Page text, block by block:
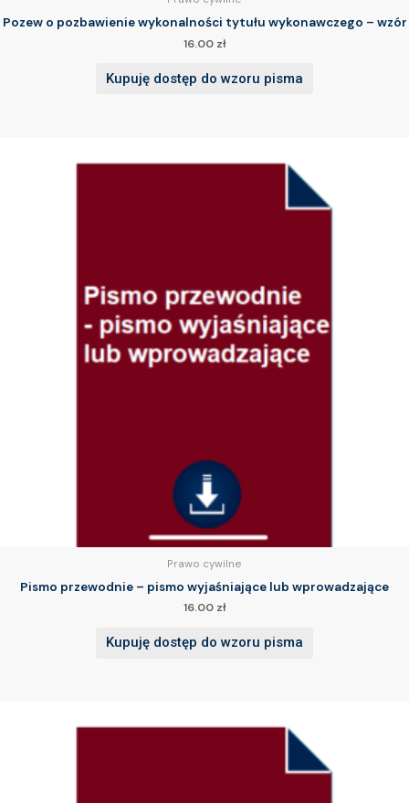
Pozew o pozbawienie wykonalności tytułu wykonawczego – wzór
16.00 zł
Kupuję dostęp do wzoru pisma
Prawo cywilne
Pismo przewodnie – pismo wyjaśniające lub wprowadzające
16.00 zł
Kupuję dostęp do wzoru pisma